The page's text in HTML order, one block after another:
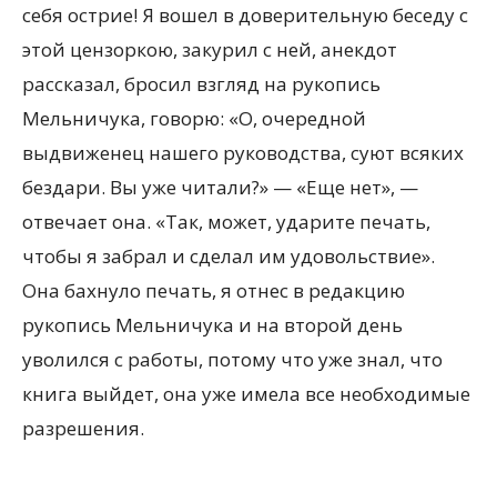
себя острие! Я вошел в доверительную беседу с
этой цензоркою, закурил с ней, анекдот
рассказал, бросил взгляд на рукопись
Мельничука, говорю: «О, очередной
выдвиженец нашего руководства, суют всяких
бездари. Вы уже читали?» — «Еще нет», —
отвечает она. «Так, может, ударите печать,
чтобы я забрал и сделал им удовольствие».
Она бахнуло печать, я отнес в редакцию
рукопись Мельничука и на второй день
уволился с работы, потому что уже знал, что
книга выйдет, она уже имела все необходимые
разрешения.